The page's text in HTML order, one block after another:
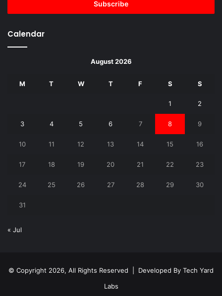
Calendar
August 2026
M T W T F S S
1 2
3 4 5 6 7 8 9
10 11 12 13 14 15 16
17 18 19 20 21 22 23
24 25 26 27 28 29 30
31
« Jul
© Copyright 2026, All Rights Reserved | Developed By Tech Yard
Labs